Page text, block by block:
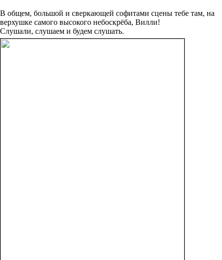
В общем, большой и сверкающей софитами сцены тебе там, на
верхушке самого высокого небоскрёба, Вилли!
Слушали, слушаем и будем слушать.